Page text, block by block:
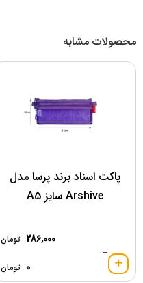
محصولات مشابه
پاکت اسناد برند پرسا مدل
Arshive سایز A5
286,000 تومان
–
0 تومان